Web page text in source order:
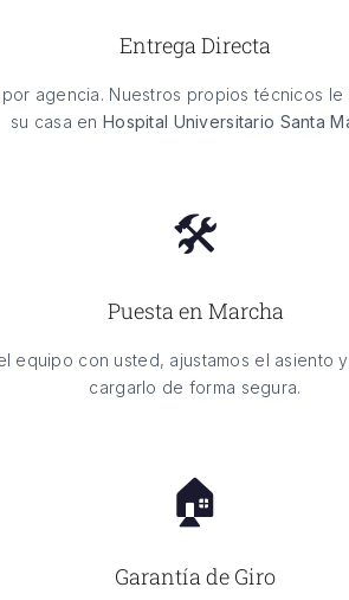
Entrega Directa
agencia. Nuestros propios técnicos
su casa enHospital Universitario Santa
🛠️
Puesta en Marcha
equipo con usted, ajustamos el asiento
cargarlo de forma segura.
🏠
Garantía de Giro